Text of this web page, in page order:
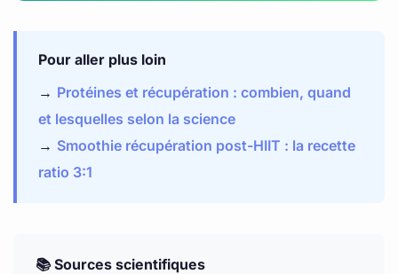
Pour aller plus loin
→ Protéines et récupération : combien, quand
et lesquelles selon la science
→ Smoothie récupération post-HIIT : la recette
ratio 3:1
📚 Sources scientifiques